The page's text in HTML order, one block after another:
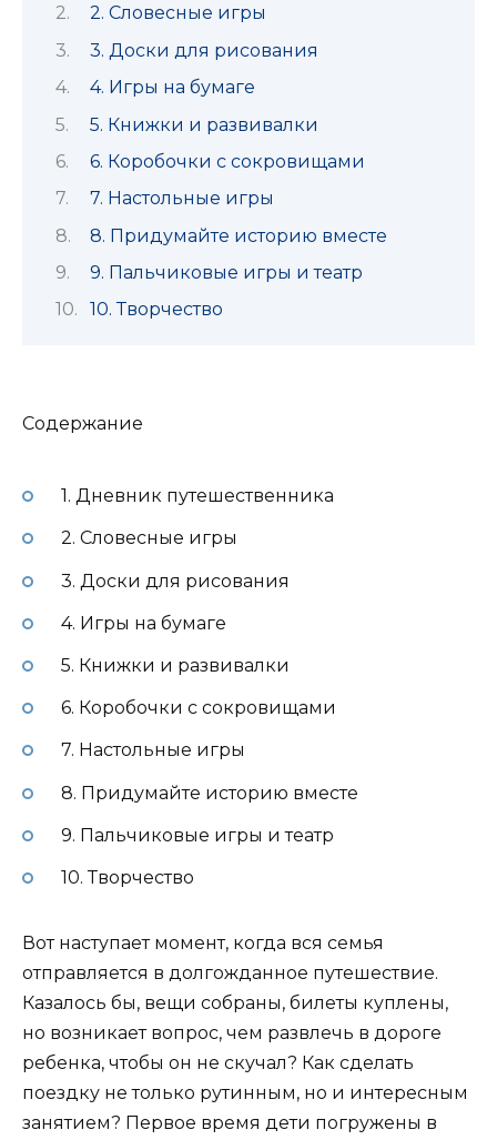
2. Словесные игры
3. Доски для рисования
4. Игры на бумаге
5. Книжки и развивалки
6. Коробочки с сокровищами
7. Настольные игры
8. Придумайте историю вместе
9. Пальчиковые игры и театр
10. Творчество
Содержание
1. Дневник путешественника
2. Словесные игры
3. Доски для рисования
4. Игры на бумаге
5. Книжки и развивалки
6. Коробочки с сокровищами
7. Настольные игры
8. Придумайте историю вместе
9. Пальчиковые игры и театр
10. Творчество
Вот наступает момент, когда вся семья
отправляется в долгожданное путешествие.
Казалось бы, вещи собраны, билеты куплены,
но возникает вопрос, чем развлечь в дороге
ребенка, чтобы он не скучал? Как сделать
поездку не только рутинным, но и интересным
занятием? Первое время дети погружены в